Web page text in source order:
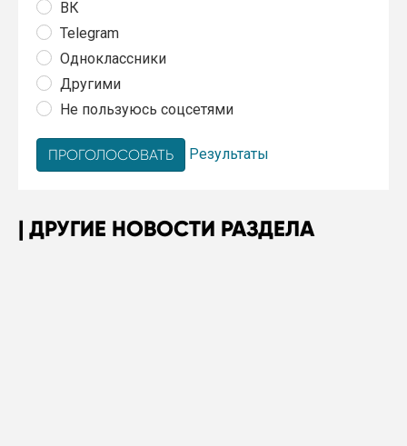
ВК
Telegram
Одноклассники
Другими
Не пользуюсь соцсетями
Результаты
ДРУГИЕ НОВОСТИ РАЗДЕЛА